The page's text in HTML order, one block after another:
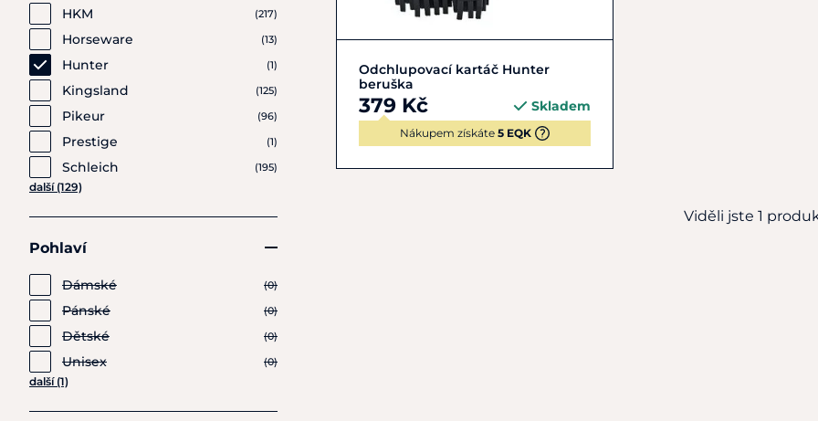
HKM (217)
Horseware (13)
Hunter (1)
Kingsland (125)
Pikeur (96)
Prestige (1)
Schleich (195)
další (129)
Pohlaví
Dámské (0)
Pánské (0)
Dětské (0)
Unisex (0)
další (1)
Do košíku
Odchlupovací kartáč Hunter
beruška
379 Kč Skladem
Nákupem získáte 5 EQK
Viděli jste 1